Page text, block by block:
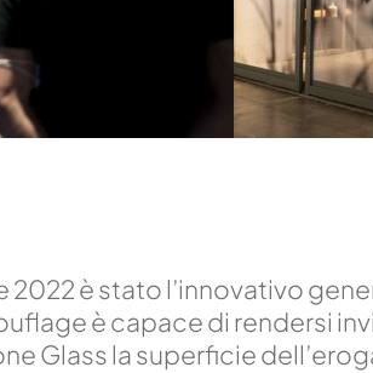
è stato l’innovativo
è capace di rendersi
Glass la superficie